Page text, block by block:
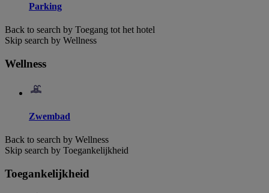
Parking
Back to search by Toegang tot het hotel
Skip search by Wellness
Wellness
Zwembad
Back to search by Wellness
Skip search by Toegankelijkheid
Toegankelijkheid